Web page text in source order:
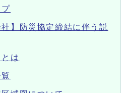
社】防災協定締結に伴う説
は